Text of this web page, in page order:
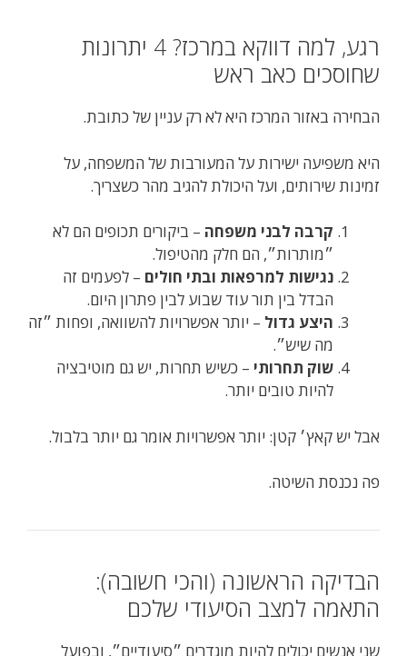
רגע, למה דווקא במרכז? 4 יתרונות
שחוסכים כאב ראש
הבחירה באזור המרכז היא לא רק עניין של כתובת.
היא משפיעה ישירות על המעורבות של המשפחה, על
זמינות שירותים, ועל היכולת להגיב מהר כשצריך.
קרבה לבני משפחה – ביקורים תכופים הם לא
״מותרות״, הם חלק מהטיפול.
נגישות למרפאות ובתי חולים – לפעמים זה
הבדל בין תור עוד שבוע לבין פתרון היום.
היצע גדול – יותר אפשרויות להשוואה, ופחות ״זה
מה שיש״.
שוק תחרותי – כשיש תחרות, יש גם מוטיבציה
להיות טובים יותר.
אבל יש קאץ׳ קטן: יותר אפשרויות אומר גם יותר בלבול.
פה נכנסת השיטה.
הבדיקה הראשונה (והכי חשובה):
התאמה למצב הסיעודי שלכם
שני אנשים יכולים להיות מוגדרים ״סיעודיים״, ובפועל